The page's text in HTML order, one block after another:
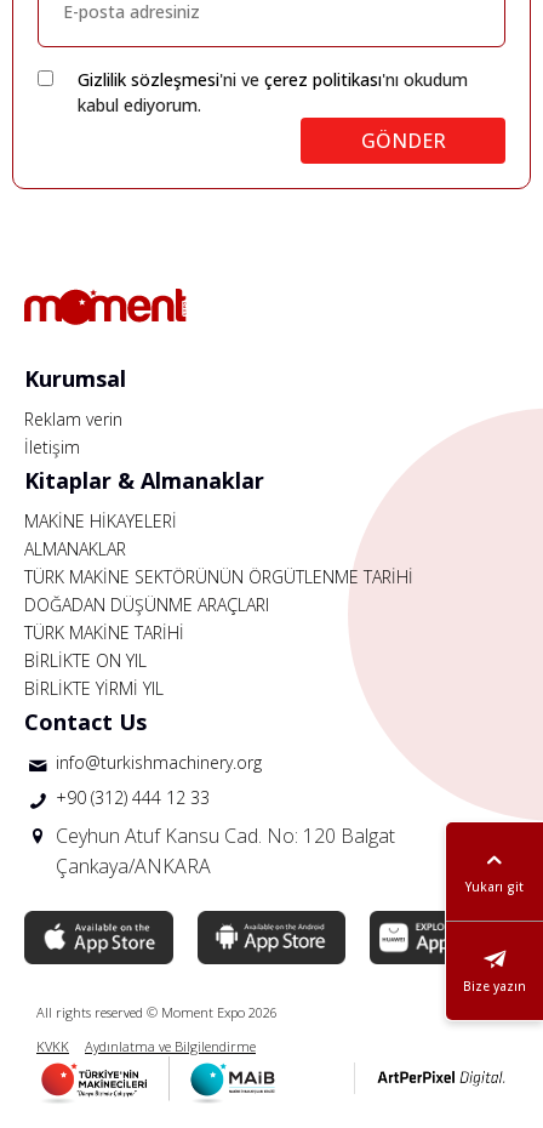
Gizlilik sözleşmesi'ni ve çerez politikası'nı okudum
kabul ediyorum.
GÖNDER
Yukarı git
Bize yazın
Kurumsal
Reklam verin
İletişim
Kitaplar & Almanaklar
MAKİNE HİKAYELERİ
ALMANAKLAR
TÜRK MAKİNE SEKTÖRÜNÜN ÖRGÜTLENME TARİHİ
DOĞADAN DÜŞÜNME ARAÇLARI
TÜRK MAKİNE TARİHİ
BİRLİKTE ON YIL
BİRLİKTE YİRMİ YIL
Contact Us
info@turkishmachinery.org
+90 (312) 444 12 33
Ceyhun Atuf Kansu Cad. No: 120 Balgat
Çankaya/ANKARA
All rights reserved © Moment Expo 2026
KVKK
Aydınlatma ve Bilgilendirme